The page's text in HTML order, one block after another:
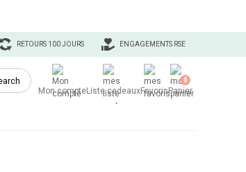
ENGAGEMENTS RSE
RETOURS 100 JOURS
Mon compteListe cadeauxFavorisPanier
0